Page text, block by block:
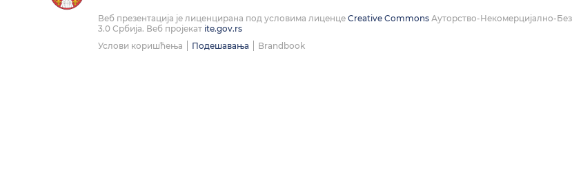
Веб презентација је лиценцирана под условима лиценце Creative Commons Ауторство-Некомерцијално-
3.0 Србија. Веб пројекат ite.gov.rs
Услови коришћења
Подешавања Brandbook